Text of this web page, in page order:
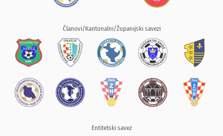
Članovi/Kantonalni/Županijski savezi
Entitetski savez